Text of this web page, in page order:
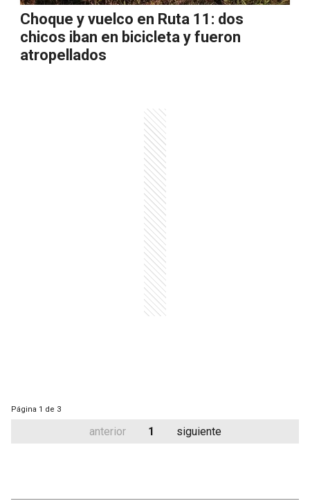
Choque y vuelco en Ruta 11: dos
chicos iban en bicicleta y fueron
atropellados
Página 1 de 3
anterior 1 siguiente